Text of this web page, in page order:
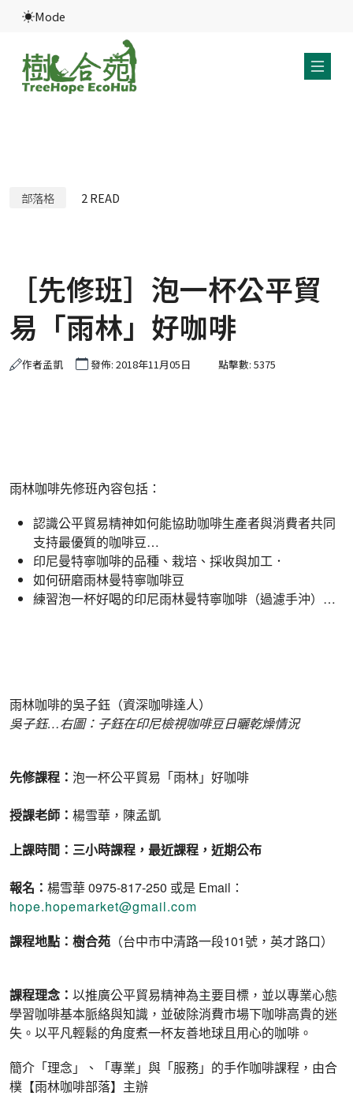
Mode
部落格 2READ
［先修班］泡一杯公平貿
易「雨林」好咖啡
作者孟凱 發佈: 2018年11月05日 點擊數: 5375
雨林咖啡先修班內容包括：
認識公平貿易精神如何能協助咖啡生產者與消費者共同
支持最優質的咖啡豆…
印尼曼特寧咖啡的品種、栽培、採收與加工．
如何研磨雨林曼特寧咖啡豆
練習泡一杯好喝的印尼雨林曼特寧咖啡（過濾手沖）…
雨林咖啡的吳子鈺（資深咖啡達人）
吳子鈺…右圖：子鈺在印尼檢視咖啡豆日曬乾燥情況
先修課程： 泡一杯公平貿易「雨林」好咖啡
授課老師： 楊雪華，陳孟凱
上課時間：三小時課程，最近課程，近期公布
報名： 楊雪華 0975-817-250 或是 Email：
hope.hopemarket@gmail.com
課程地點：樹合苑 （台中市中清路一段101號，英才路口）
課程理念： 以推廣公平貿易精神為主要目標，並以專業心態
學習咖啡基本脈絡與知識，並破除消費市場下咖啡高貴的迷
失。以平凡輕鬆的角度煮一杯友善地球且用心的咖啡。
簡介「理念」、「專業」與「服務」的手作咖啡課程，由合
樸【雨林咖啡部落】主辦